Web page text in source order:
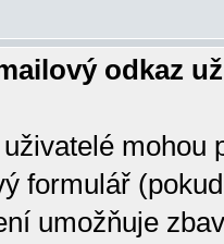
odkaz
mohou
formulář
umožňuje